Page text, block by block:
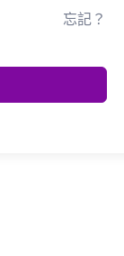
忘記？